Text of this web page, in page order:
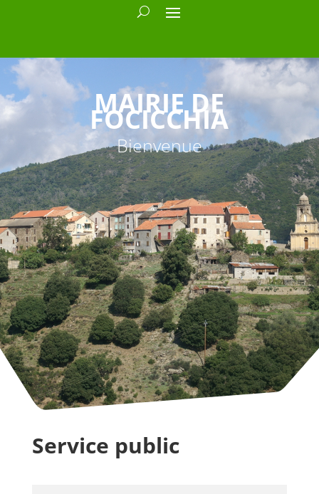
MAIRIE DE
FOCICCHIA
Bienvenue
Service public